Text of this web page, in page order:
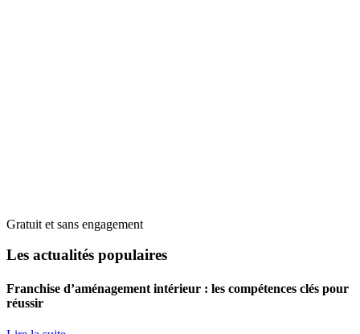
Gratuit et sans engagement
Les actualités populaires
Franchise d’aménagement intérieur : les compétences clés pour
réussir